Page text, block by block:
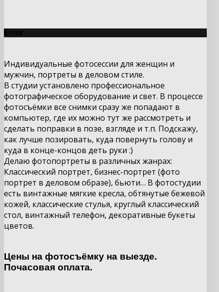
Индивидуальные фотосессии для женщин и
мужчин, портреты в деловом стиле.
В студии установлено профессиональное
фотографическое оборудование и свет. В процессе
фотосъёмки все снимки сразу же попадают в
компьютер, где их можно тут же рассмотреть и
сделать поправки в позе, взгляде и т.п. Подскажу,
как лучше позировать, куда повернуть голову и
куда в конце-концов деть руки :)
Делаю фотопортреты в различных жанрах:
Классический портрет, бизнес-портрет (фото
портрет в деловом образе), бьюти… В фотостудии
есть винтажные мягкие кресла, обтянутые бежевой
кожей, классические стулья, круглый классический
стол, винтажный телефон, декоративные букеты
цветов.
Цены на фотосъёмку на выезде.
Почасовая оплата.